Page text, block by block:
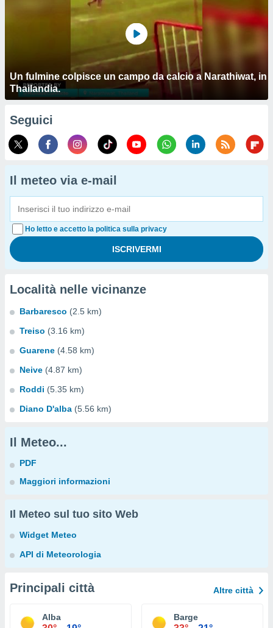
Un fulmine colpisce un campo da calcio a Narathiwat, in
Thailandia.
Seguici
Il meteo via e-mail
Ho letto e accetto la politica sulla privacy
Località nelle vicinanze
Barbaresco (2.5 km)
Treiso (3.16 km)
Guarene (4.58 km)
Neive (4.87 km)
Roddi (5.35 km)
Diano D'alba (5.56 km)
Il Meteo...
PDF
Maggiori informazioni
Il Meteo sul tuo sito Web
Widget Meteo
API di Meteorologia
Principali città Altre città
Alba Barge